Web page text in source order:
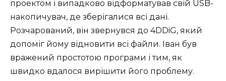
проектом і випадково відформатував свій USB-
накопичувач, де зберігалися всі дані.
Розчарований, він звернувся до 4DDiG, який
допоміг йому відновити всі файли. Іван був
вражений простотою програми і тим, як
швидко вдалося вирішити його проблему.